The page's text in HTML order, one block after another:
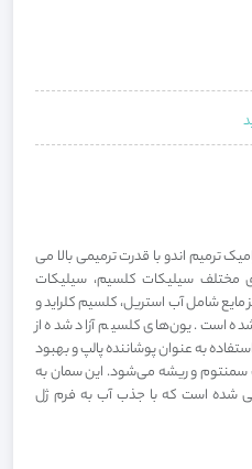
ترمیم اندو با قدرت ترمیمی بالا می­‌
مختلف سیلیکات کلسیم، سیلیکات
شامل آب استریل، کلسیم کلراید و
است. یون‌های کلسیم آزاد شده از
به عنوان پوشاننده پالپ و بهبود
سمنتوم و ریشه می­‌شود. این سمان به
شده است که با جذب آب به فرم ژل